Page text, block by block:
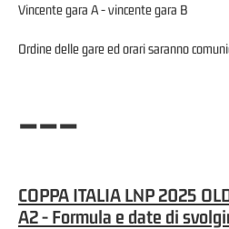
Vincente gara A - vincente gara B
Ordine delle gare ed orari saranno
---
COPPA ITALIA LNP 2025
A2 - Formula e date di